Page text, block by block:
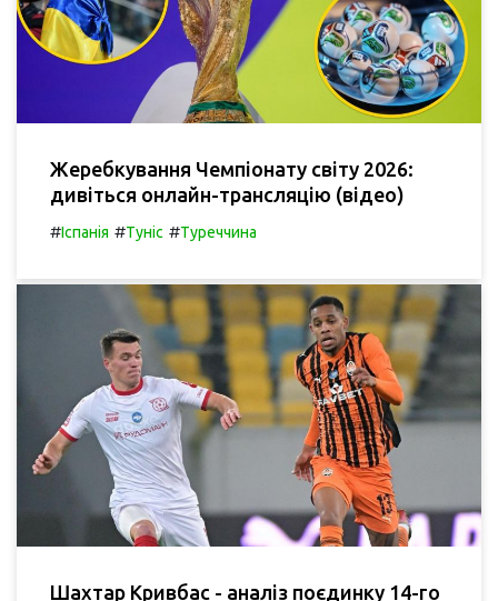
Жеребкування Чемпіонату світу 2026:
дивіться онлайн-трансляцію (відео)
#Іспанія #Туніс #Туреччина
Шахтар Кривбас - аналіз поєдинку 14-го